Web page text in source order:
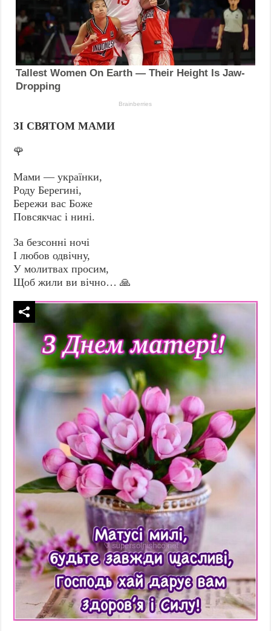
ЗІ СВЯТОМ МАМИ
🌹
Мами — українки,
Роду Берегині,
Бережи вас Боже
Повсякчас і нині.
За безсонні ночі
І любов одвічну,
У молитвах просим,
Щоб жили ви вічно… 🙏